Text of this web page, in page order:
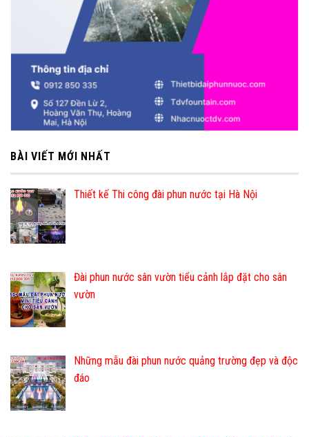
BÀI VIẾT MỚI NHẤT
Thiết kế Thi công đài phun nước tại Hà Nội
Đài phun nước sân vườn tiểu cảnh lắp đặt cho sân
vườn
Những mẫu đài phun nước quảng trường đẹp và độc
đáo